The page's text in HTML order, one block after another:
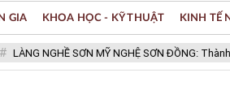
NGHỀ SƠN MỸ NGHỆ SƠN ĐỒNG: Thành
GIA KHOA HỌC - KỸ THUẬT KINH TẾ